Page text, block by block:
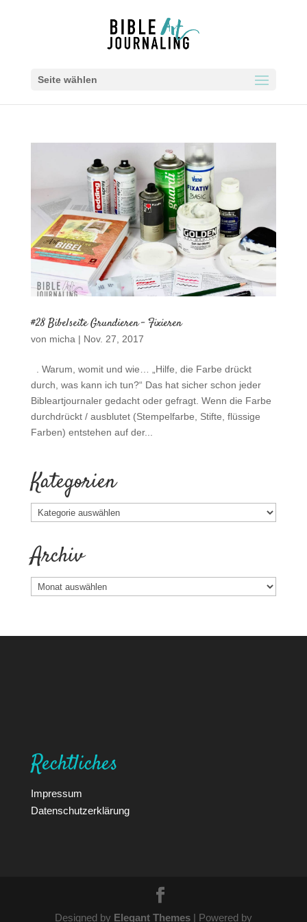
Seite wählen
#28 Bibelseite Grundieren – Fixieren
von micha| Nov. 27, 2017
. Warum, womit und wie… „Hilfe, die Farbe drückt
durch, was kann ich tun?“ Das hat sicher schon jeder
Bibleartjournaler gedacht oder gefragt. Wenn die Farbe
durchdrückt / ausblutet (Stempelfarbe, Stifte, flüssige
Farben) entstehen auf der...
Kategorien
Kategorien
Archiv
Archiv
Rechtliches
Impressum
Datenschutzerklärung
Designed by Elegant Themes| Powered by